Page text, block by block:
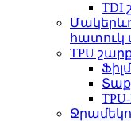
TDI
հատուկ
TPU
Տաք